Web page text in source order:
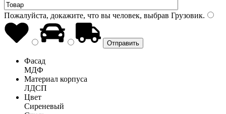
Пожалуйста, докажите, что вы человек, выбрав Грузовик.
Фасад
МДФ
Материал корпуса
ЛДСП
Цвет
Сиреневый